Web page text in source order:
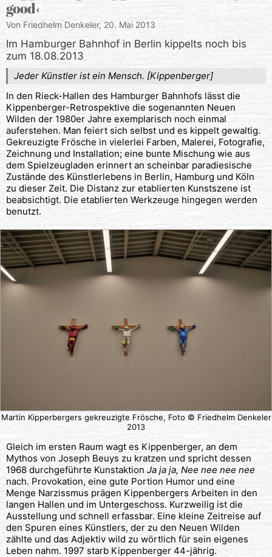
good‹
Von Friedhelm Denkeler, 20. Mai 2013
Im Hamburger Bahnhof in Berlin kippelts noch bis
zum 18.08.2013
Jeder Künstler ist ein Mensch. [Kippenberger]
In den Rieck-Hallen des Hamburger Bahnhofs lässt die
Kippenberger-Retrospektive die sogenannten Neuen
Wilden der 1980er Jahre exemplarisch noch einmal
auferstehen. Man feiert sich selbst und es kippelt gewaltig.
Gekreuzigte Frösche in vielerlei Farben, Malerei, Fotografie,
Zeichnung und Installation; eine bunte Mischung wie aus
dem Spielzeugladen erinnert an scheinbar paradiesische
Zustände des Künstlerlebens in Berlin, Hamburg und Köln
zu dieser Zeit. Die Distanz zur etablierten Kunstszene ist
beabsichtigt. Die etablierten Werkzeuge hingegen werden
benutzt.
Martin Kipperbergers gekreuzigte Frösche, Foto © Friedhelm Denkeler
2013
Gleich im ersten Raum wagt es Kippenberger, an dem
Mythos von Joseph Beuys zu kratzen und spricht dessen
1968 durchgeführte Kunstaktion Ja ja ja, Nee nee nee nee
nach. Provokation, eine gute Portion Humor und eine
Menge Narzissmus prägen Kippenbergers Arbeiten in den
langen Hallen und im Untergeschoss. Kurzweilig ist die
Ausstellung und schnell erfassbar. Eine kleine Zeitreise auf
den Spuren eines Künstlers, der zu den Neuen Wilden
zählte und das Adjektiv wild zu wörtlich für sein eigenes
Leben nahm. 1997 starb Kippenberger 44-jährig.